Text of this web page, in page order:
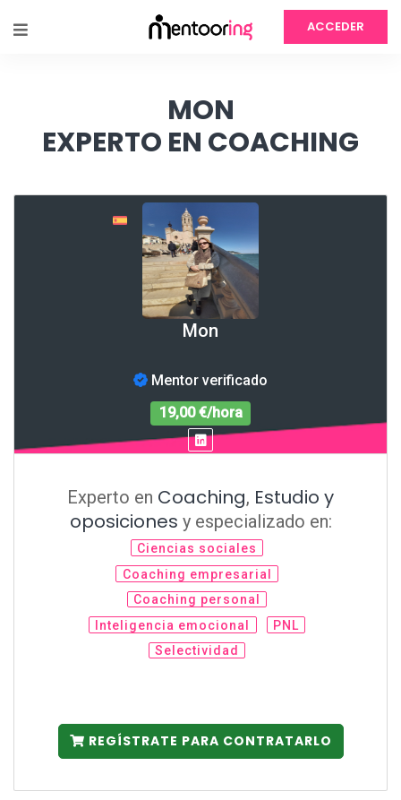
ACCEDER
MON
EXPERTO EN COACHING
Mon
Mentor verificado
19,00 €/hora
Experto en Coaching, Estudio y
oposiciones y especializado en:
Ciencias sociales
Coaching empresarial
Coaching personal
Inteligencia emocional
PNL
Selectividad
REGÍSTRATE PARA CONTRATARLO